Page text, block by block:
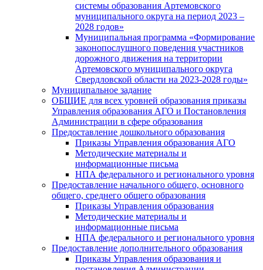
системы образования Артемовского
муниципального округа на период 2023 –
2028 годов»
Муниципальная программа «Формирование
законопослушного поведения участников
дорожного движения на территории
Артемовского муниципального округа
Свердловской области на 2023-2028 годы»
Муниципальное задание
ОБЩИЕ для всех уровней образования приказы
Управления образования АГО и Постановления
Администрации в сфере образования
Предоставление дошкольного образования
Приказы Управления образования АГО
Методические материалы и
информационные письма
НПА федерального и регионального уровня
Предоставление начального общего, основного
общего, среднего общего образования
Приказы Управления образования
Методические материалы и
информационные письма
НПА федерального и регионального уровня
Предоставление дополнительного образования
Приказы Управления образования и